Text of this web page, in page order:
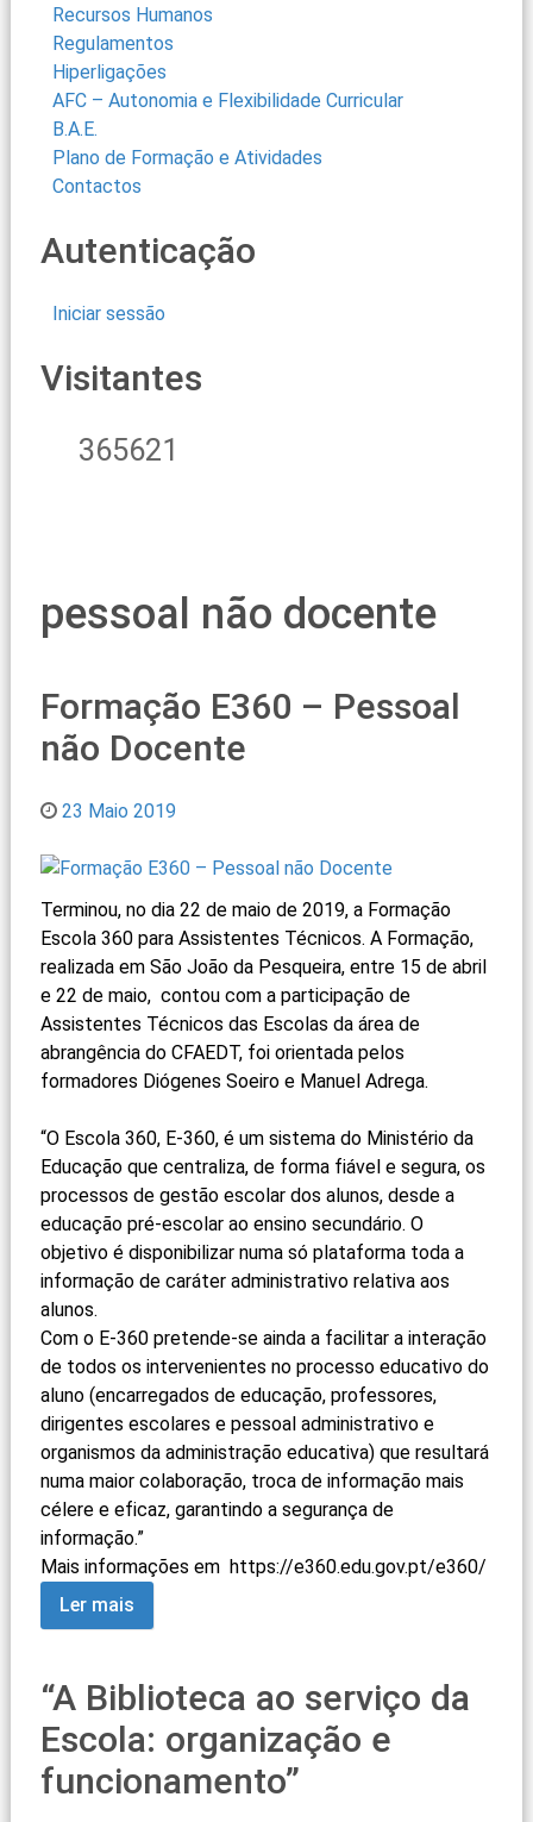
Recursos Humanos
Regulamentos
Hiperligações
AFC – Autonomia e Flexibilidade Curricular
B.A.E.
Plano de Formação e Atividades
Contactos
Autenticação
Iniciar sessão
Visitantes
365621
pessoal não docente
Formação E360 – Pessoal
não Docente
23 Maio 2019
Terminou, no dia 22 de maio de 2019, a Formação
Escola 360 para Assistentes Técnicos. A Formação,
realizada em São João da Pesqueira, entre 15 de abril
e 22 de maio, contou com a participação de
Assistentes Técnicos das Escolas da área de
abrangência do CFAEDT, foi orientada pelos
formadores Diógenes Soeiro e Manuel Adrega.
“O Escola 360, E-360, é um sistema do Ministério da
Educação que centraliza, de forma fiável e segura, os
processos de gestão escolar dos alunos, desde a
educação pré-escolar ao ensino secundário. O
objetivo é disponibilizar numa só plataforma toda a
informação de caráter administrativo relativa aos
alunos.
Com o E-360 pretende-se ainda a facilitar a interação
de todos os intervenientes no processo educativo do
aluno (encarregados de educação, professores,
dirigentes escolares e pessoal administrativo e
organismos da administração educativa) que resultará
numa maior colaboração, troca de informação mais
célere e eficaz, garantindo a segurança de
informação.”
Mais informações em https://e360.edu.gov.pt/e360/
Ler mais
“A Biblioteca ao serviço da
Escola: organização e
funcionamento”